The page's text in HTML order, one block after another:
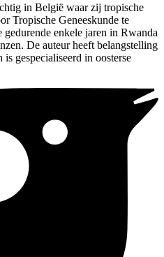
in België waar zij tropische
Tropische Geneeskunde te
enkele jaren in Rwanda
De auteur heeft belangstelling
gespecialiseerd in oosterse